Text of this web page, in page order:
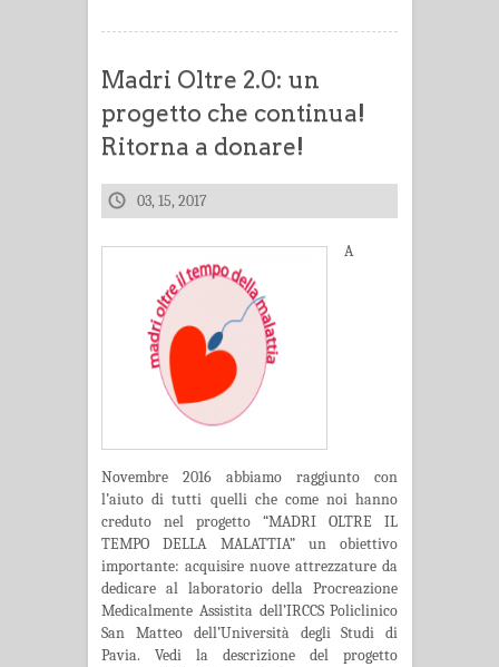
Madri Oltre 2.0: un
progetto che continua!
Ritorna a donare!
03, 15, 2017
A
Novembre 2016 abbiamo raggiunto con
l’aiuto di tutti quelli che come noi hanno
creduto nel progetto “MADRI OLTRE IL
TEMPO DELLA MALATTIA” un obiettivo
importante: acquisire nuove attrezzature da
dedicare al laboratorio della Procreazione
Medicalmente Assistita dell’IRCCS Policlinico
San Matteo dell’Università degli Studi di
Pavia. Vedi la descrizione del progetto